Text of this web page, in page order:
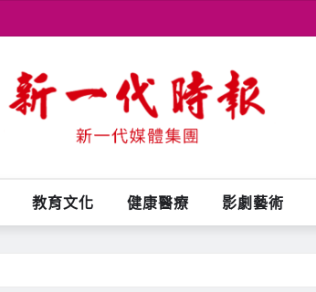
教育文化 健康醫療 影劇藝術